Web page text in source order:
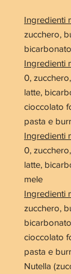
Ingredienti
zucchero,
Ingredienti
0, zucchero,
latte,
cioccolato
pasta e
Ingredienti
0, zucchero,
latte,
mele
Ingredienti
zucchero,
cioccolato
pasta e
Nutella